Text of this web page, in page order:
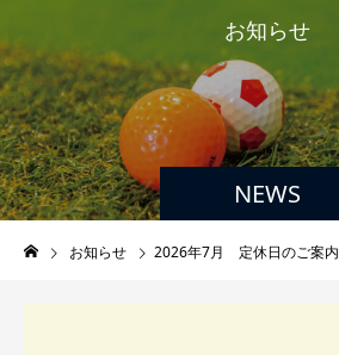
NEWS
お知らせ
お知らせ 2026年7月 定休日のご案内